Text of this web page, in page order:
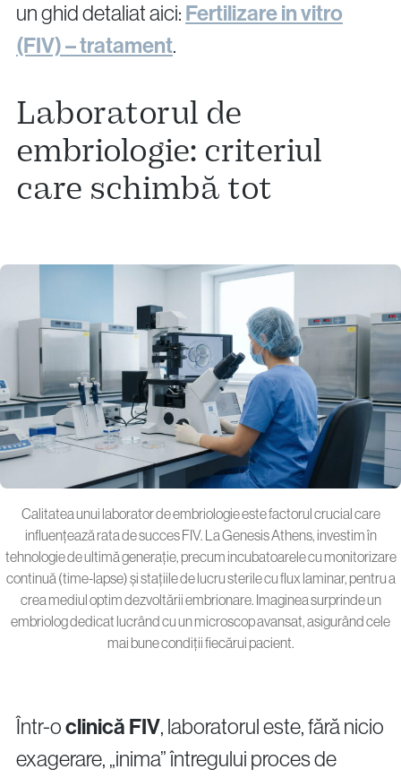
un ghid detaliat aici: Fertilizare in vitro
(FIV) – tratament.
Laboratorul de
embriologie: criteriul
care schimbă tot
Calitatea unui laborator de embriologie este factorul crucial care
influențează rata de succes FIV. La Genesis Athens, investim în
tehnologie de ultimă generație, precum incubatoarele cu monitorizare
continuă (time-lapse) și stațiile de lucru sterile cu flux laminar, pentru a
crea mediul optim dezvoltării embrionare. Imaginea surprinde un
embriolog dedicat lucrând cu un microscop avansat, asigurând cele
mai bune condiții fiecărui pacient.
Într-oclinică FIV, laboratorul este, fără nicio
exagerare, „inima” întregului proces de